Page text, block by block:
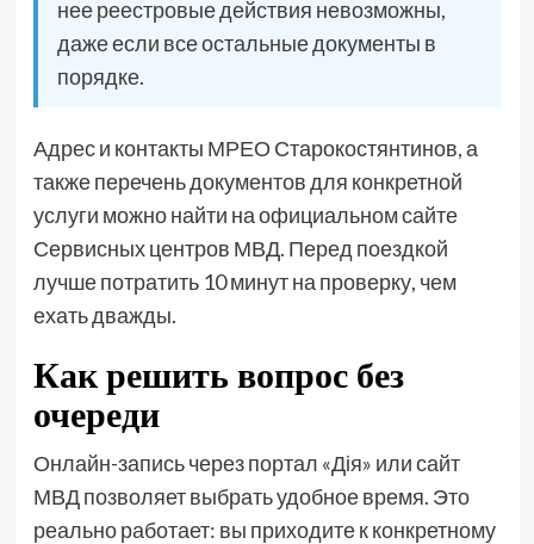
нее реестровые действия невозможны,
даже если все остальные документы в
порядке.
Адрес и контакты МРЕО Старокостянтинов, а
также перечень документов для конкретной
услуги можно найти на официальном сайте
Сервисных центров МВД. Перед поездкой
лучше потратить 10 минут на проверку, чем
ехать дважды.
Как решить вопрос без
очереди
Онлайн-запись через портал «Дія» или сайт
МВД позволяет выбрать удобное время. Это
реально работает: вы приходите к конкретному